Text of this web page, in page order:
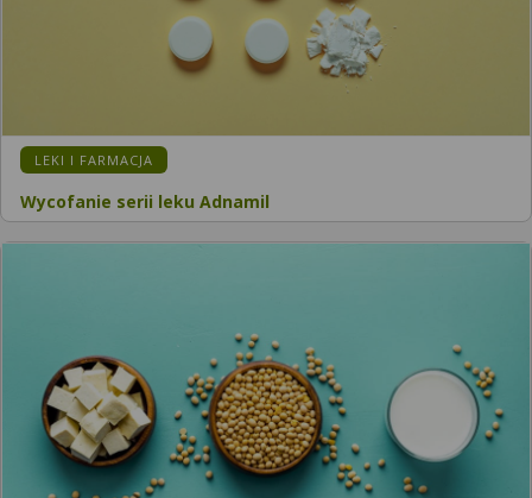
LEKI I FARMACJA
Wycofanie serii leku Adnamil